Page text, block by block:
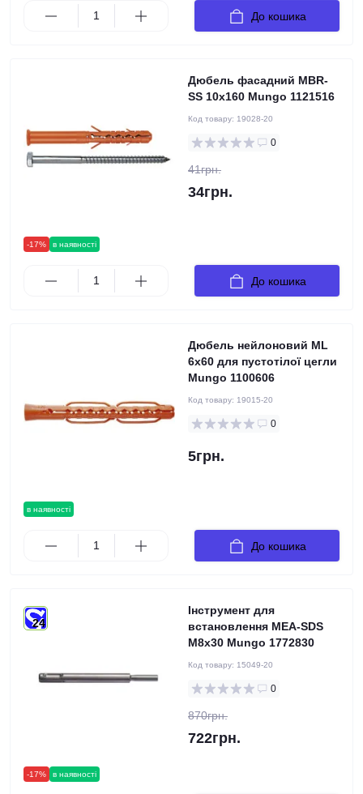
До кошика
-17% в наявності
Дюбель фасадний MBR-
SS 10х160 Mungo 1121516
Код товару: 19028-20
0
41грн.
34грн.
До кошика
в наявності
Дюбель нейлоновий ML
6x60 для пустотілої цегли
Mungo 1100606
Код товару: 19015-20
0
5грн.
До кошика
-17% в наявності
24
Інструмент для
встановлення MEA-SDS
M8x30 Mungo 1772830
Код товару: 15049-20
0
870грн.
722грн.